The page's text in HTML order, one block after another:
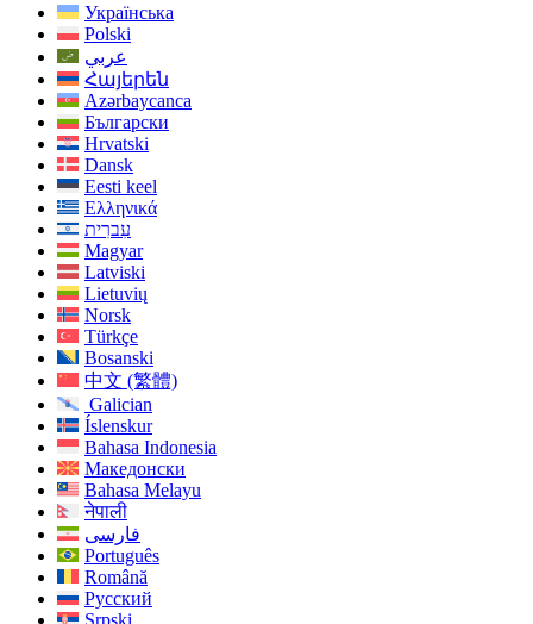
Українська
Polski
عربي
Հայերեն
Azərbaycanca
Български
Hrvatski
Dansk
Eesti keel
Ελληνικά
עִברִית
Magyar
Latviski
Lietuvių
Norsk
Türkçe
Bosanski
中文 (繁體)
Galician
Íslenskur
Bahasa Indonesia
Македонски
Bahasa Melayu
नेपाली
فارسی
Português
Română
Русский
Srpski